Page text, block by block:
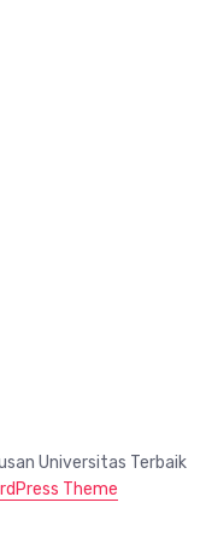
Universitas Terbaik
Theme